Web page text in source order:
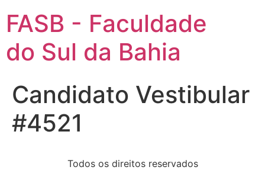
FASB - Faculdade
do Sul da Bahia
Candidato Vestibular
#4521
Todos os direitos reservados